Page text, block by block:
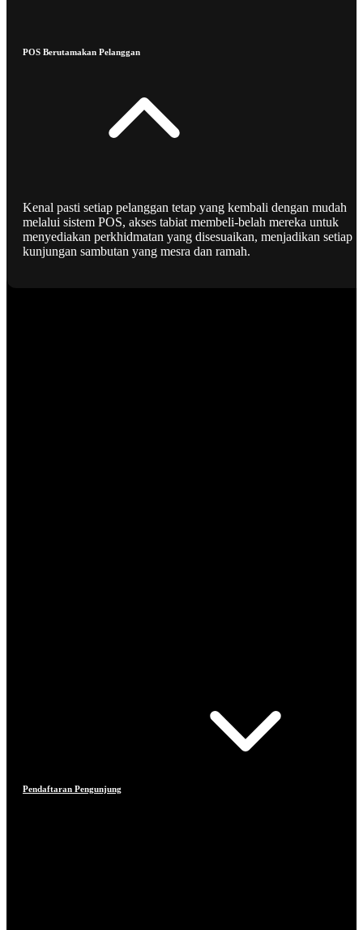
POS Berutamakan Pelanggan
Kenal pasti setiap pelanggan tetap yang kembali dengan mudah
melalui sistem POS, akses tabiat membeli-belah mereka untuk
menyediakan perkhidmatan yang disesuaikan, menjadikan setiap
kunjungan sambutan yang mesra dan ramah.
Pendaftaran Pengunjung